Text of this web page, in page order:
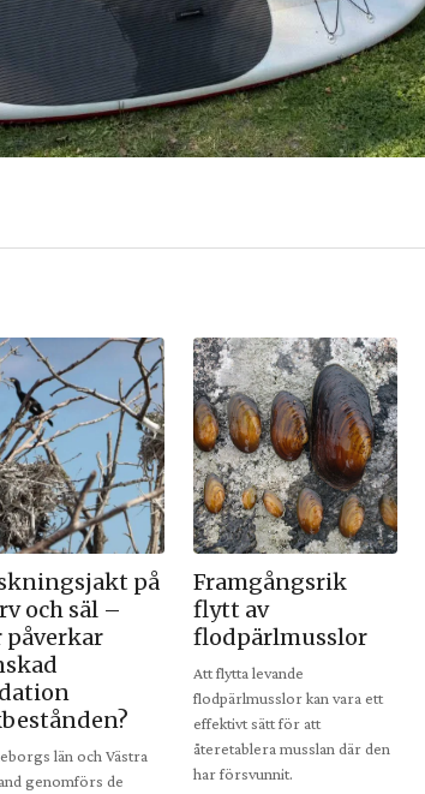
på
och säl –
påverkar
län och Västra
genomförs de
Framgångsrik
flytt av
flodpärlmusslor
Att flytta levande
flodpärlmusslor kan vara ett
effektivt sätt för att
återetablera musslan där den
har försvunnit.